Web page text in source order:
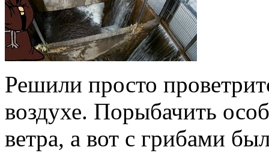
Решили просто
воздухе. Порыбачить
ветра, а вот с грибами